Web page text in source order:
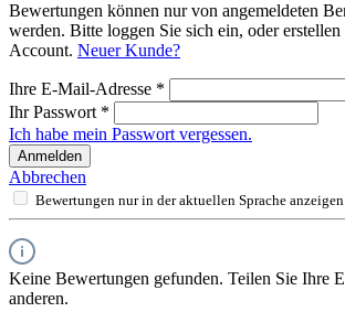
Bewertungen können nur von angemeldeten
werden. Bitte loggen Sie sich ein, oder erstellen
Account. Neuer Kunde?
Ihre E-Mail-Adresse *
Ihr Passwort *
Ich habe mein Passwort vergessen.
Anmelden
Abbrechen
Bewertungen nur in der aktuellen Sprache
Keine Bewertungen gefunden. Teilen Sie Ihre
anderen.